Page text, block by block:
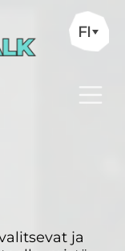
FI
ja